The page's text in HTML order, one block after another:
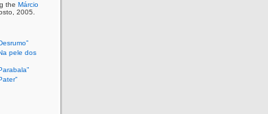
the Márcio
2005.
pele dos